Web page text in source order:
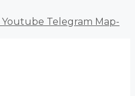
Youtube Telegram Map-